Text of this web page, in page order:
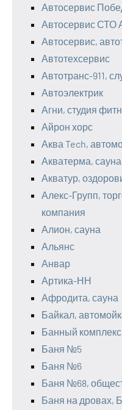
Автосервис
Автосервис СТО
Автосервис,
Автотехсервис
Автотранс-911,
Автоэлектрик
Агни, студия
Айрон хорс
Аква Tech,
Акватерма, сауна
Акватур,
Алекс-Групп,
компания
Алион, сауна
Альянс
Анвар
Артика-НН
Афродита, сауна
Байкал,
Банный
Баня №5
Баня №6
Баня №68,
Баня на дровах,